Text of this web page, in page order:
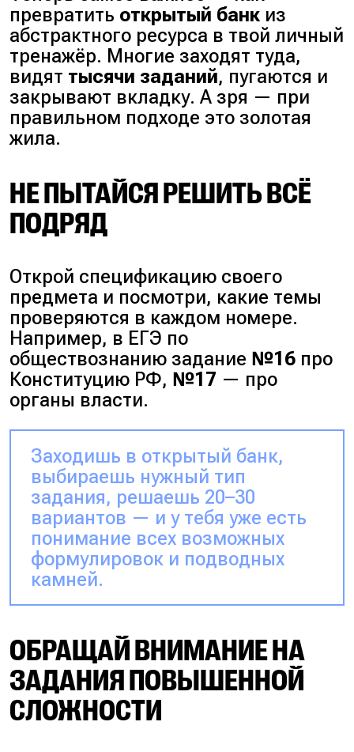
превратить открытый банк из
абстрактного ресурса в твой личный
тренажёр. Многие заходят туда,
видят тысячи заданий, пугаются и
закрывают вкладку. А зря — при
правильном подходе это золотая
жила.
НЕ ПЫТАЙСЯ РЕШИТЬ ВСЁ
ПОДРЯД
Открой спецификацию своего
предмета и посмотри, какие темы
проверяются в каждом номере.
Например, в ЕГЭ по
обществознанию задание №16 про
Конституцию РФ, №17 — про
органы власти.
Заходишь в открытый банк,
выбираешь нужный тип
задания, решаешь 20–30
вариантов — и у тебя уже есть
понимание всех возможных
формулировок и подводных
камней.
ОБРАЩАЙ ВНИМАНИЕ НА
ЗАДАНИЯ ПОВЫШЕННОЙ
СЛОЖНОСТИ